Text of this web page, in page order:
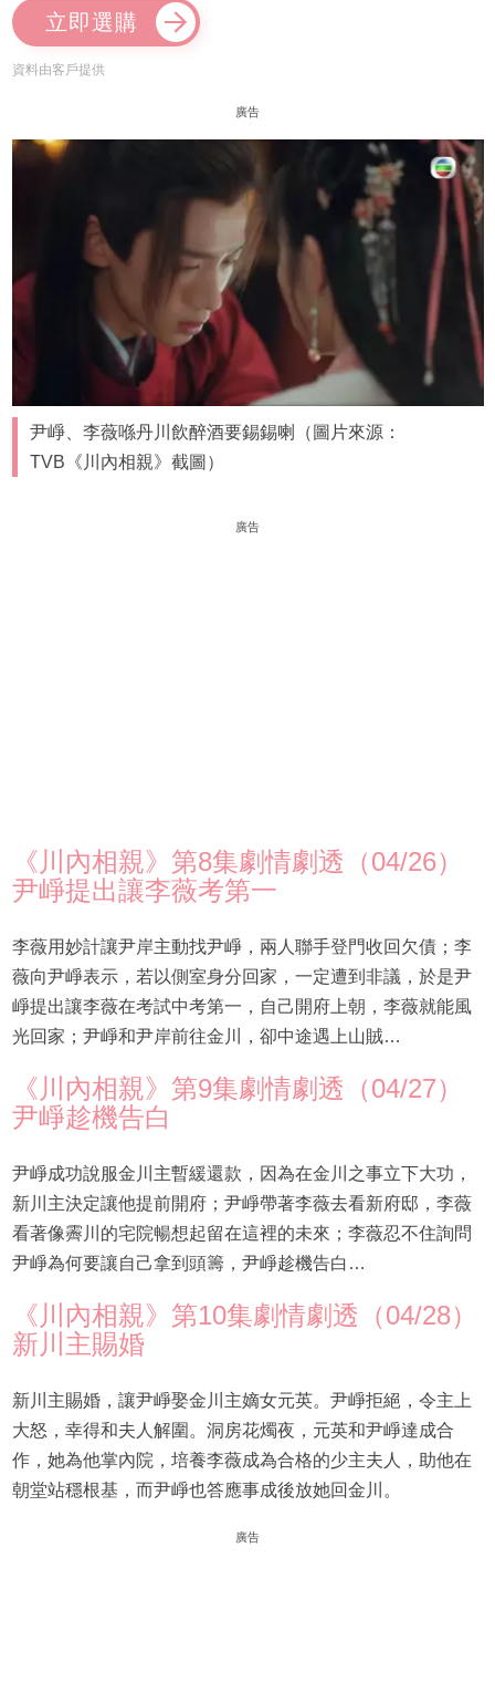
立即選購
資料由客戶提供
廣告
尹崢、李薇喺丹川飲醉酒要錫錫喇（圖片來源：
TVB《川內相親》截圖）
廣告
《川內相親》第8集劇情劇透（04/26）
尹崢提出讓李薇考第一
李薇用妙計讓尹岸主動找尹崢，兩人聯手登門收回欠債；李
薇向尹崢表示，若以側室身分回家，一定遭到非議，於是尹
崢提出讓李薇在考試中考第一，自己開府上朝，李薇就能風
光回家；尹崢和尹岸前往金川，卻中途遇上山賊…
《川內相親》第9集劇情劇透（04/27）
尹崢趁機告白
尹崢成功說服金川主暫緩還款，因為在金川之事立下大功，
新川主決定讓他提前開府；尹崢帶著李薇去看新府邸，李薇
看著像霽川的宅院暢想起留在這裡的未來；李薇忍不住詢問
尹崢為何要讓自己拿到頭籌，尹崢趁機告白…
《川內相親》第10集劇情劇透（04/28）
新川主賜婚
新川主賜婚，讓尹崢娶金川主嫡女元英。尹崢拒絕，令主上
大怒，幸得和夫人解圍。洞房花燭夜，元英和尹崢達成合
作，她為他掌內院，培養李薇成為合格的少主夫人，助他在
朝堂站穩根基，而尹崢也答應事成後放她回金川。
廣告